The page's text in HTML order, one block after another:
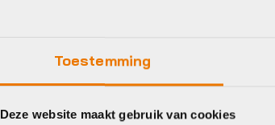
Toestemming
Deze website maakt gebruik van cookies